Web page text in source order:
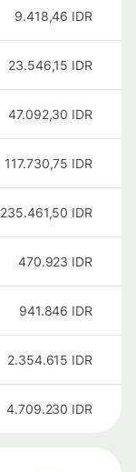
9.418,46 IDR
23.546,15 IDR
47.092,30 IDR
117.730,75 IDR
235.461,50 IDR
470.923 IDR
941.846 IDR
2.354.615 IDR
4.709.230 IDR